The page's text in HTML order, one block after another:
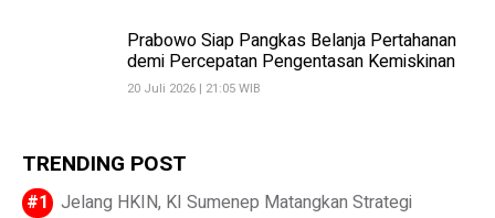
Prabowo Siap Pangkas Belanja Pertahanan
demi Percepatan Pengentasan Kemiskinan
20 Juli 2026 | 21:05 WIB
TRENDING POST
Jelang HKIN, KI Sumenep Matangkan Strategi